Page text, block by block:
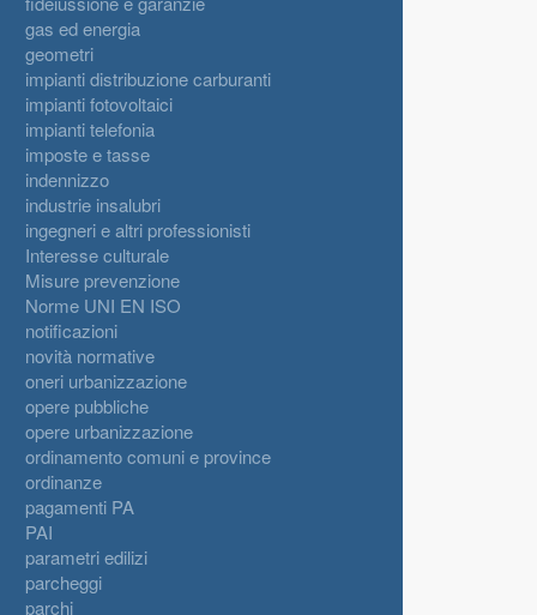
gas ed energia
geometri
impianti distribuzione carburanti
impianti fotovoltaici
impianti telefonia
imposte e tasse
indennizzo
industrie insalubri
ingegneri e altri professionisti
Interesse culturale
Misure prevenzione
Norme UNI EN ISO
notificazioni
novità normative
oneri urbanizzazione
opere pubbliche
opere urbanizzazione
ordinamento comuni e province
ordinanze
pagamenti PA
PAI
parametri edilizi
parcheggi
parchi